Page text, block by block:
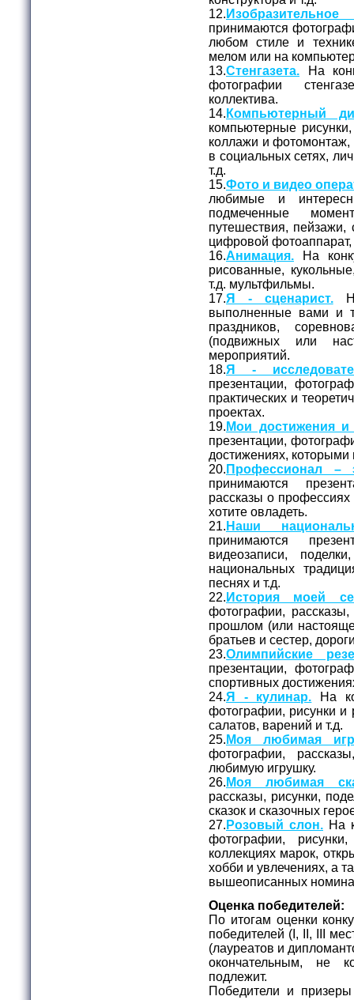
12.
принимаются
любом стиле и
мелом или на
13.Стенгазета. На
фотографии
коллектива.
14. Компьютерный
компьютерные
коллажи и фотомонтаж,
в социальных сетях,
т.д.
15.Фото и видео
любимые и
подмеченные
путешествия,
цифровой
16.Анимация. На
рисованные,
т.д. мультфильмы.
17.Я - сценарист.На
выполненные вами и
праздников,
(подвижных или
мероприятий.
18.Я -
презентации,
практических и
проектах.
19. Мои достижения и
презентации,
достижениях, которыми
20. Профессионал –
принимаются
рассказы о
хотите овладеть.
21. Наши
принимаются
видеозаписи,
национальных
песнях и т.д.
22. История моей
фотографии,
прошлом (или
братьев и сестер,
23.Олимпийские
презентации,
спортивных
24.Я - кулинар. На
фотографии, рисунки
салатов, варений и т.д.
25. Моя любимая
фотографии,
любимую игрушку.
26. Моя любимая
рассказы, рисунки,
сказок и сказочных
27. Розовый слон. На
фотографии,
коллекциях марок,
хобби и увлечениях, а
вышеописанных
Оценка победителей:
По итогам оценки
победителей (I, II, III
(лауреатов и
окончательным, не
подлежит.
Победители и